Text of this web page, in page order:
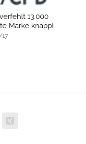
13.000
Marke knapp!
Xing